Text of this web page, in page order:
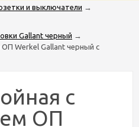
и выключатели →
Gallant черный →
Werkel Gallant черный с
с
ОП